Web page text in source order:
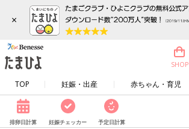
×
TOP 妊娠・出産 赤ちゃん・育児
SHOP
排卵日計算 妊娠チェッカー 予定日計算